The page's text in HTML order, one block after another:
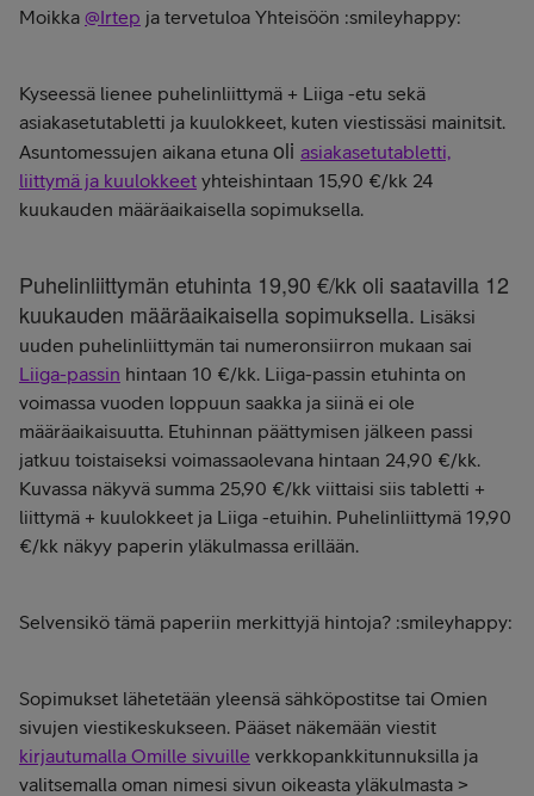
Moikka @Irtep ja tervetuloa Yhteisöön :smileyhappy:
Kyseessä lienee puhelinliittymä + Liiga -etu sekä
asiakasetutabletti ja kuulokkeet, kuten viestissäsi mainitsit.
Asuntomessujen aikana etuna oli asiakasetutabletti,
liittymä ja kuulokkeet yhteishintaan 15,90 €/kk 24
kuukauden määräaikaisella sopimuksella.
Puhelinliittymän etuhinta 19,90 €/kk oli saatavilla 12
kuukauden määräaikaisella sopimuksella. Lisäksi
uuden puhelinliittymän tai numeronsiirron mukaan sai
Liiga-passin hintaan 10 €/kk. Liiga-passin etuhinta on
voimassa vuoden loppuun saakka ja siinä ei ole
määräaikaisuutta. Etuhinnan päättymisen jälkeen passi
jatkuu toistaiseksi voimassaolevana hintaan 24,90 €/kk.
Kuvassa näkyvä summa 25,90 €/kk viittaisi siis tabletti +
liittymä + kuulokkeet ja Liiga -etuihin. Puhelinliittymä 19,90
€/kk näkyy paperin yläkulmassa erillään.
Selvensikö tämä paperiin merkittyjä hintoja? :smileyhappy:
Sopimukset lähetetään yleensä sähköpostitse tai Omien
sivujen viestikeskukseen. Pääset näkemään viestit
kirjautumalla Omille sivuille verkkopankkitunnuksilla ja
valitsemalla oman nimesi sivun oikeasta yläkulmasta >